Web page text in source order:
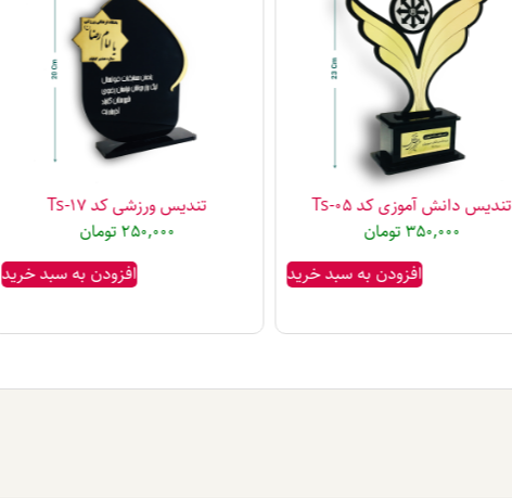
تندیس دانش آموزی کد Ts-05
350,000 تومان
افزودن به سبد خرید
تندیس ورزشی کد Ts-17
250,000 تومان
افزودن به سبد خرید